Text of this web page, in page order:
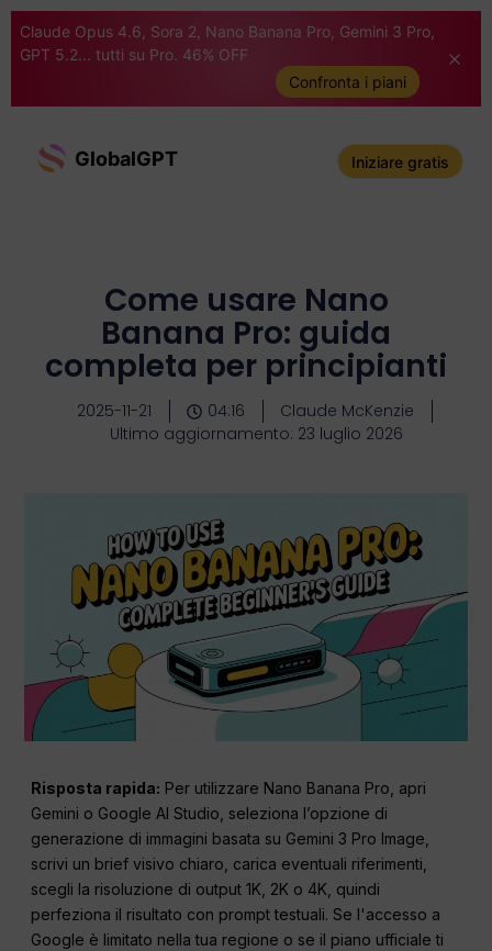
Claude Opus 4.6, Sora 2, Nano Banana Pro, Gemini 3 Pro,
GPT 5.2... tutti su Pro. 46% OFF
Confronta i piani
GlobalGPT Iniziare gratis
Come usare Nano
Banana Pro: guida
completa per principianti
2025-11-21 04:16
Claude McKenzie
Ultimo aggiornamento: 23 luglio 2026
Risposta rapida: Per utilizzare Nano Banana Pro, apri
Gemini o Google AI Studio, seleziona l’opzione di
generazione di immagini basata su Gemini 3 Pro Image,
scrivi un brief visivo chiaro, carica eventuali riferimenti,
scegli la risoluzione di output 1K, 2K o 4K, quindi
perfeziona il risultato con prompt testuali. Se l'accesso a
Google è limitato nella tua regione o se il piano ufficiale ti